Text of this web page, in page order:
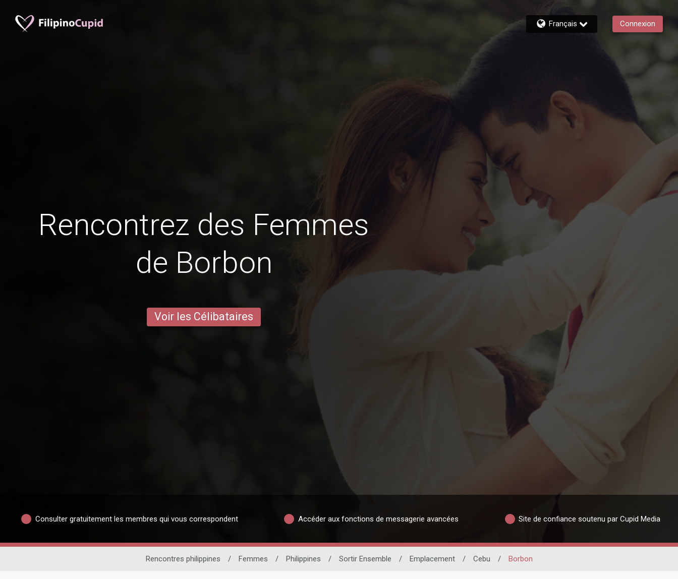
Français Connexion
Rencontrez des Femmes
de Borbon
Voir les Célibataires
Consulter gratuitement les membres qui vous correspondent Accéder aux fonctions de messagerie avancées Site de confiance soutenu par Cupid Media
Rencontres philippines / Femmes / Philippines / Sortir Ensemble / Emplacement / Cebu / Borbon